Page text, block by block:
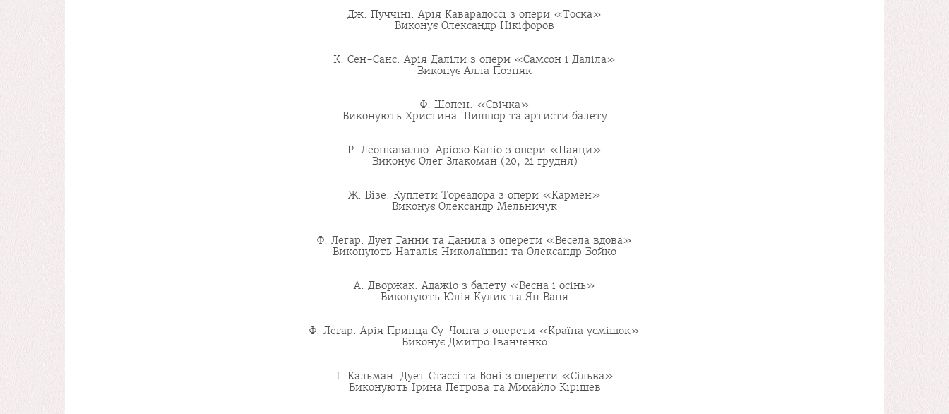
Дж. Пуччіні. Арія Каварадоссі з опери «Тоска»
Виконує Олександр Нікіфоров
К. Сен-Санс. Арія Даліли з опери «Самсон і Даліла»
Виконує Алла Позняк
Ф. Шопен. «Свічка»
Виконують Xристина Шишпор та артисти балету
Р. Леонкавалло. Аріозо Каніо з опери «Паяци»
Виконує Олег Злакоман (20, 21 грудня)
Ж. Бізе. Куплети Тореадора з опери «Кармен»
Виконує Олександр Мельничук
Ф. Легар. Дует Ганни та Данила з оперети «Весела вдова»
Виконують Наталія Николаїшин та Олександр Бойко
А. Дворжак. Адажіо з балету «Весна і осінь»
Виконують Юлія Кулик та Ян Ваня
Ф. Легар. Арія Принца Су-Чонга з оперети «Країна усмішок»
Виконує Дмитро Іванченко
І. Кальман. Дует Стассі та Боні з оперети «Сільва»
Виконують Ірина Петрова та Михайло Кірішев